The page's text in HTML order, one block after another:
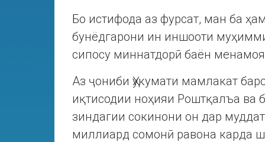
Бо истифода аз фурсат, ман ба
бунёдгарони ин иншооти
сипосу миннатдорӣ баён
Аз ҷониби Ҳукумати мамлакат
иқтисодии ноҳияи Роштқалъа ва
зиндагии сокинони он дар
миллиард сомонӣ равона карда